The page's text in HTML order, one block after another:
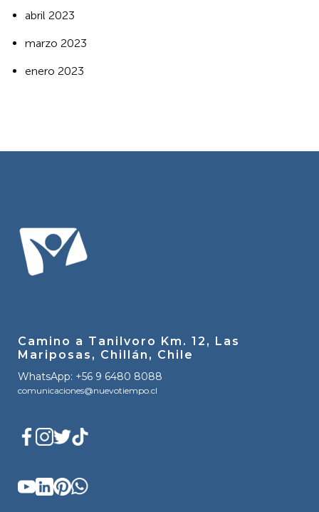
abril 2023
marzo 2023
enero 2023
Camino a Tanilvoro Km. 12, Las
Mariposas, Chillán, Chile
WhatsApp: +56 9 6480 8088
comunicaciones@nuevotiempo.cl